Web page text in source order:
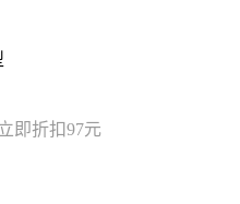
即折扣97元